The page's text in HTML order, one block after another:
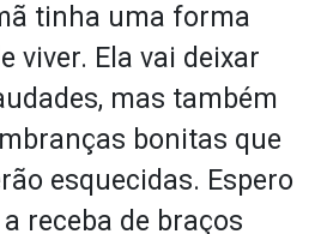
tinha uma forma
viver. Ela vai deixar
mas também
bonitas que
esquecidas. Espero
receba de braços